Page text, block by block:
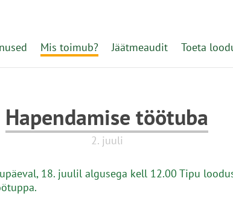
Mis toimub? Jäätmeaudit Toeta
Hapendamise töötuba
2. juuli
18. juulil algusega kell 12.00 Tipu